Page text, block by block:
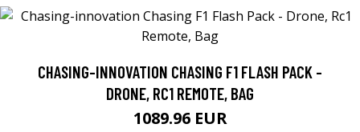
CHASING-INNOVATION CHASING F1 FLASH PACK -
DRONE, RC1 REMOTE, BAG
1089.96 EUR